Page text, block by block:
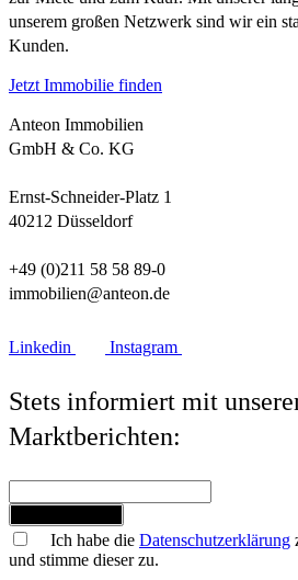
unserem großen Netzwerk sind wir ein
Kunden.
Jetzt Immobilie finden
Anteon Immobilien
GmbH & Co. KG
Ernst-Schneider-Platz 1
40212 Düsseldorf
+49 (0)211 58 58 89-0
immobilien@anteon.de
Linkedin Instagram
Stets informiert mit
Marktberichten:
Ich habe die Datenschutzerklärung
und stimme dieser zu.